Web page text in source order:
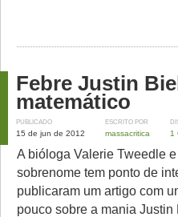
Febre Justin
matemático
PUBLICADO
15 de jun de 2012
ESCRITO POR
massacritica 1
A bióloga Valerie Tweedle
sobrenome tem ponto de
publicaram um artigo com
pouco sobre a mania